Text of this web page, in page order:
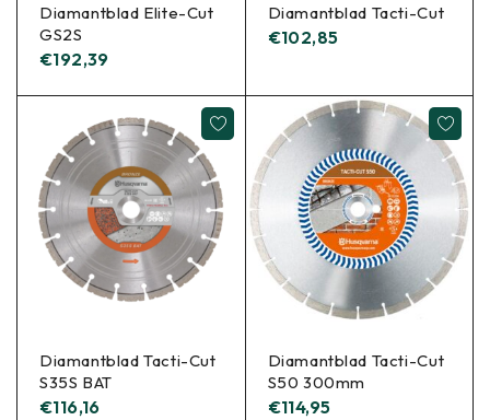
Diamantblad Elite-Cut
GS2S
€192,39
Diamantblad Tacti-Cut
€102,85
Diamantblad Tacti-Cut
S35S BAT
€116,16
Diamantblad Tacti-Cut
S50 300mm
€114,95